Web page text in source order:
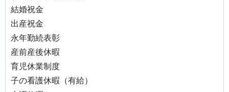
結婚祝金
出産祝金
永年勤続表彰
産前産後休暇
育児休業制度
子の看護休暇（有給）